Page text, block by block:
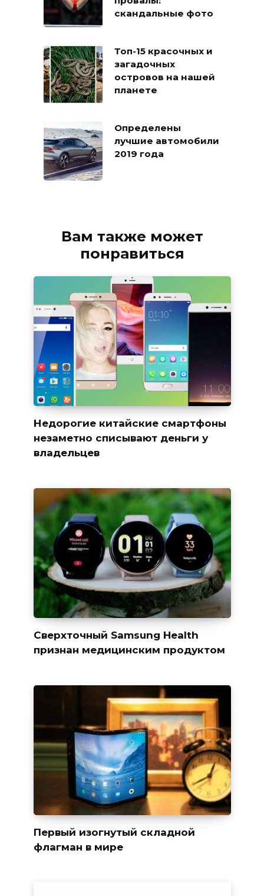
скандальные фото
Топ-15 красочных и
загадочных
островов на нашей
планете
Определены
лучшие автомобили
2019 года
Вам также может
понравиться
Недорогие китайские смартфоны
незаметно списывают деньги у
владельцев
Сверхточный Samsung Health
признан медицинским продуктом
Первый изогнутый складной
флагман в мире